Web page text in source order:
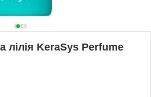
лілія KeraSys Perfume